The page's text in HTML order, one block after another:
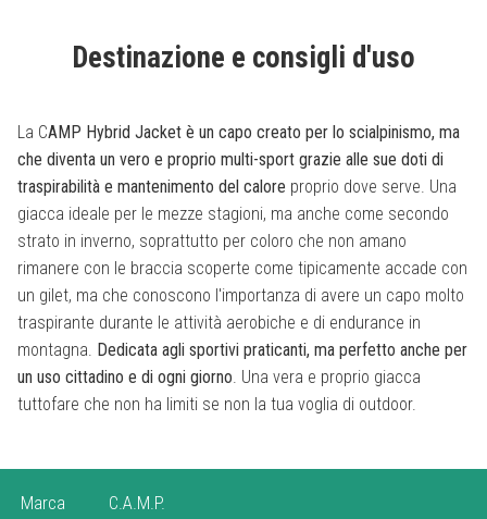
Destinazione e consigli d'uso
La CAMP Hybrid Jacket è un capo creato per lo scialpinismo, ma
che diventa un vero e proprio multi-sport grazie alle sue doti di
traspirabilità e mantenimento del calore proprio dove serve. Una
giacca ideale per le mezze stagioni, ma anche come secondo
strato in inverno, soprattutto per coloro che non amano
rimanere con le braccia scoperte come tipicamente accade con
un gilet, ma che conoscono l'importanza di avere un capo molto
traspirante durante le attività aerobiche e di endurance in
montagna. Dedicata agli sportivi praticanti, ma perfetto anche per
un uso cittadino e di ogni giorno. Una vera e proprio giacca
tuttofare che non ha limiti se non la tua voglia di outdoor.
Marca
C.A.M.P.